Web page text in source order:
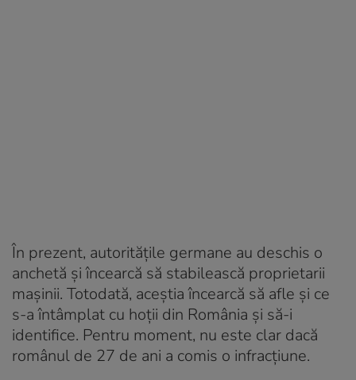
În prezent, autoritățile germane au deschis o
anchetă și încearcă să stabilească proprietarii
mașinii. Totodată, aceștia încearcă să afle și ce
s-a întâmplat cu hoții din România și să-i
identifice. Pentru moment, nu este clar dacă
românul de 27 de ani a comis o infracțiune.